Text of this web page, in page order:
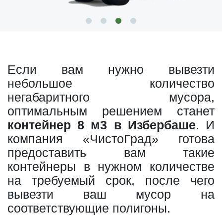
Если вам нужно вывезти
небольшое количество
негабаритного мусора,
оптимальным решением станет
контейнер 8 м3 в Избербаше. И
компания «ЧистоГрад» готова
предоставить вам такие
контейнеры в нужном количестве
на требуемый срок, после чего
вывезти ваш мусор на
соответствующие полигоны.